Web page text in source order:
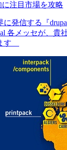
に注目市場を攻略
発信する『
各メッセが、貴
す